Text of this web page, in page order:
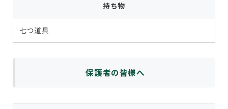
持ち物
七つ道具
保護者の皆様へ